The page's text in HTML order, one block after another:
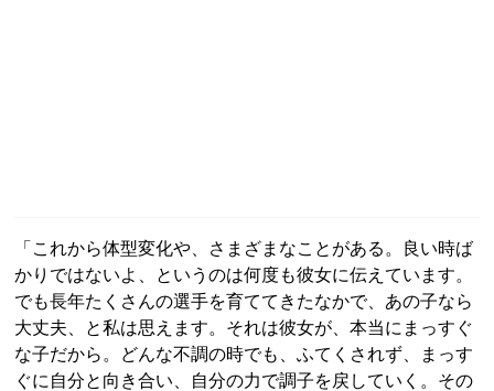
「これから体型変化や、さまざまなことがある。良い時ば
かりではないよ、というのは何度も彼女に伝えています。
でも長年たくさんの選手を育ててきたなかで、あの子なら
大丈夫、と私は思えます。それは彼女が、本当にまっすぐ
な子だから。どんな不調の時でも、ふてくされず、まっす
ぐに自分と向き合い、自分の力で調子を戻していく。その